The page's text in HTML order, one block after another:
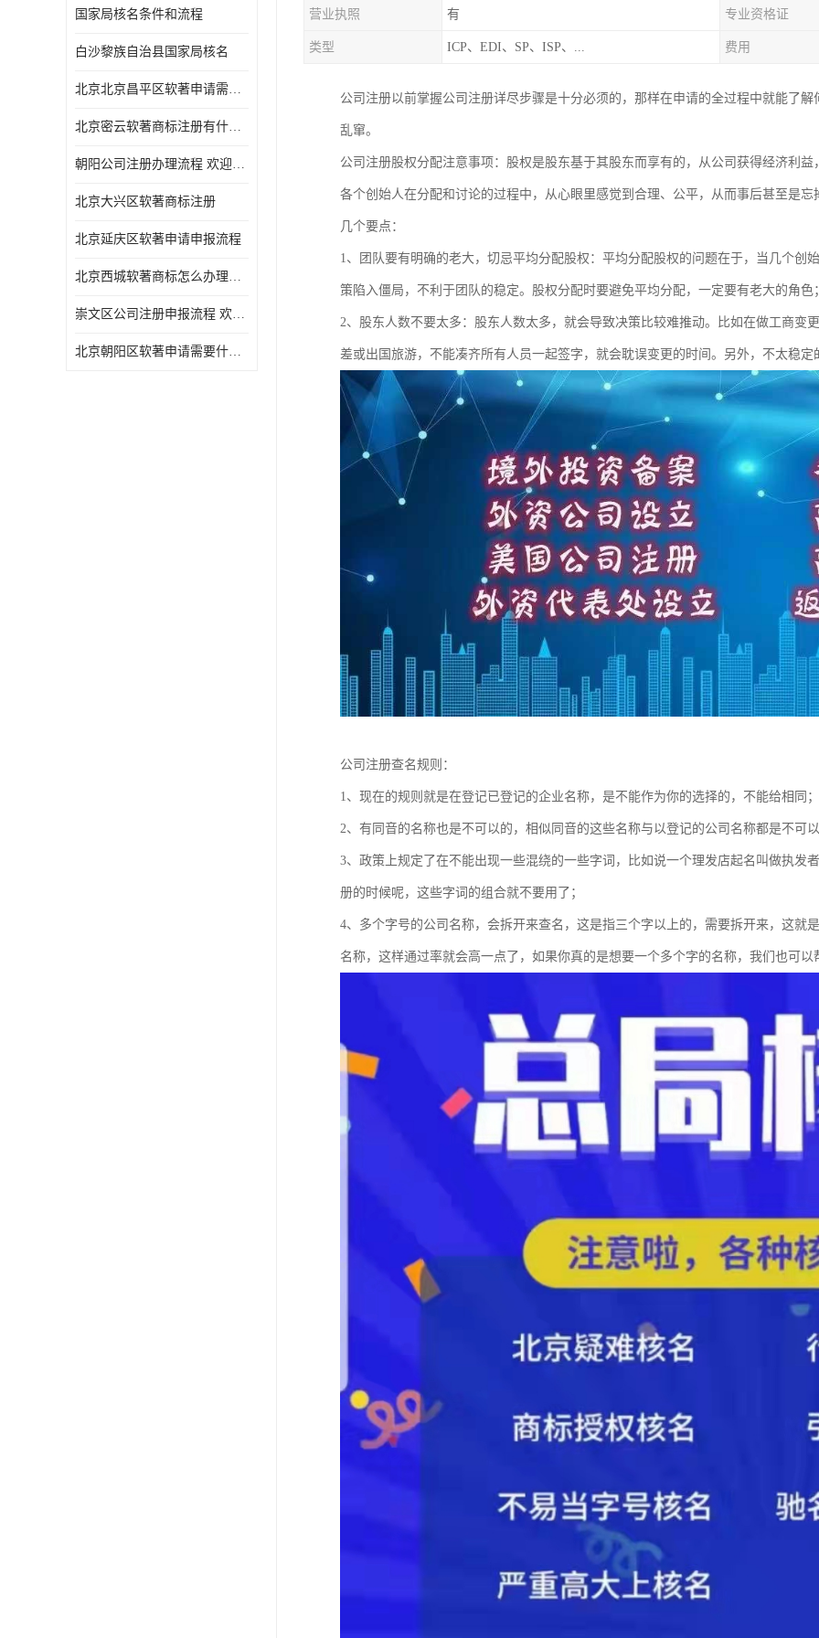
国家局核名条件和流程
白沙黎族自治县国家局核名
北京北京昌平区软著申请需要什么条件 软件著作权 欢迎电话咨询
北京密云软著商标注册有什么要求 软件著作权 欢迎电话咨询
朝阳公司注册办理流程 欢迎电话咨询
北京大兴区软著商标注册
北京延庆区软著申请申报流程
北京西城软著商标怎么办理流程 欢迎电话咨询
崇文区公司注册申报流程 欢迎电话咨询
北京朝阳区软著申请需要什么条件 欢迎电话咨询
营业执照 有 专业资格证
类型 ICP、EDI、SP、ISP、... 费用
公司注册以前掌握公司注册详尽步骤是十分必须的，那样在申请的全过程中就能了
乱窜。
公司注册股权分配注意事项：股权是股东基于其股东而享有的，从公司获得经济利
各个创始人在分配和讨论的过程中，从心眼里感觉到合理、公平，从而事后甚至是
几个要点：
1、团队要有明确的老大，切忌平均分配股权：平均分配股权的问题在于，当几个创
策陷入僵局，不利于团队的稳定。股权分配时要避免平均分配，一定要有老大的角色
2、股东人数不要太多：股东人数太多，就会导致决策比较难推动。比如在做工商变
差或出国旅游，不能凑齐所有人员一起签字，就会耽误变更的时间。另外，不太稳
公司注册查名规则：
1、现在的规则就是在登记已登记的企业名称，是不能作为你的选择的，不能给相同；
2、有同音的名称也是不可以的，相似同音的这些名称与以登记的公司名称都是不可
3、政策上规定了在不能出现一些混绕的一些字词，比如说一个理发店起名叫做执发
册的时候呢，这些字词的组合就不要用了；
4、多个字号的公司名称，会拆开来查名，这是指三个字以上的，需要拆开来，这就
名称，这样通过率就会高一点了，如果你真的是想要一个多个字的名称，我们也可